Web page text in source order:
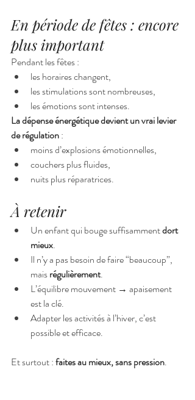
En période de fêtes : encore
plus important
Pendant les fêtes :
les horaires changent,
les stimulations sont nombreuses,
les émotions sont intenses.
La dépense énergétique devient un vrai levier
de régulation :
moins d’explosions émotionnelles,
couchers plus fluides,
nuits plus réparatrices.
À retenir
Un enfant qui bouge suffisamment dort
mieux.
Il n’y a pas besoin de faire “beaucoup”,
mais régulièrement.
L’équilibre mouvement → apaisement
est la clé.
Adapter les activités à l’hiver, c’est
possible et efficace.
Et surtout : faites au mieux, sans pression.